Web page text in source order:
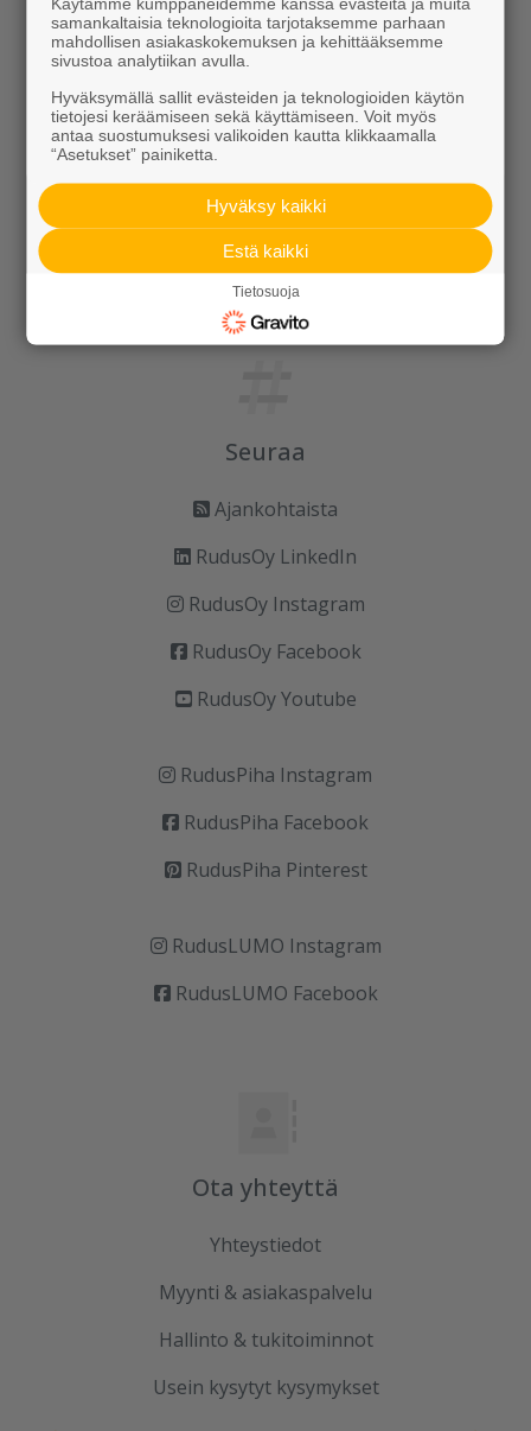
Tutustu meihin
Ura Ruduksella
Meistä
Vastuullisuus
Seuraa
Ajankohtaista
RudusOy LinkedIn
RudusOy Instagram
RudusOy Facebook
RudusOy Youtube
RudusPiha Instagram
RudusPiha Facebook
RudusPiha Pinterest
RudusLUMO Instagram
RudusLUMO Facebook
Ota yhteyttä
Yhteystiedot
Myynti & asiakaspalvelu
Hallinto & tukitoiminnot
Usein kysytyt kysymykset
samankaltaisia teknologioita tarjotaksemme parhaan
mahdollisen asiakaskokemuksen ja kehittääksemme
sivustoa analytiikan avulla.
Hyväksymällä sallit evästeiden ja teknologioiden käytön
tietojesi keräämiseen sekä käyttämiseen. Voit myös
antaa suostumuksesi valikoiden kautta klikkaamalla
“Asetukset” painiketta.
Hyväksy kaikki
Estä kaikki
Tietosuoja